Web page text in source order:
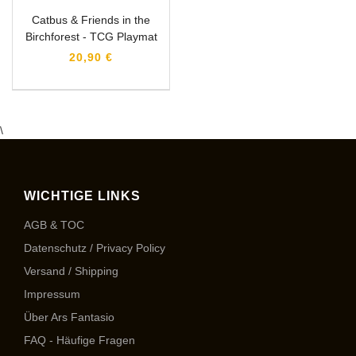
Catbus & Friends in the
Birchforest - TCG Playmat
20,90 €
\
WICHTIGE LINKS
AGB & TOC
Datenschutz / Privacy Policy
Versand / Shipping
Impressum
Über Ars Fantasio
FAQ - Häufige Fragen